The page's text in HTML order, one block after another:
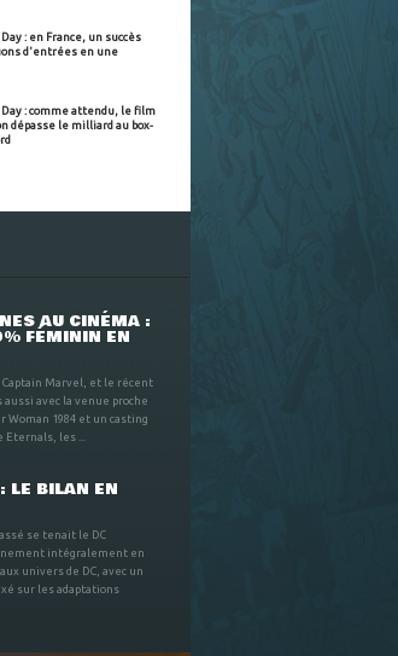
: en France, un succès
d'entrées en une
Day : comme attendu, le film
dépasse le milliard au box-
AU CINÉMA :
FÉMININ EN
Captain Marvel, et le récent
avec la venue proche
Woman 1984 et un casting
les ...
LE BILAN EN
se tenait le DC
intégralement en
univers de DC, avec un
sur les adaptations